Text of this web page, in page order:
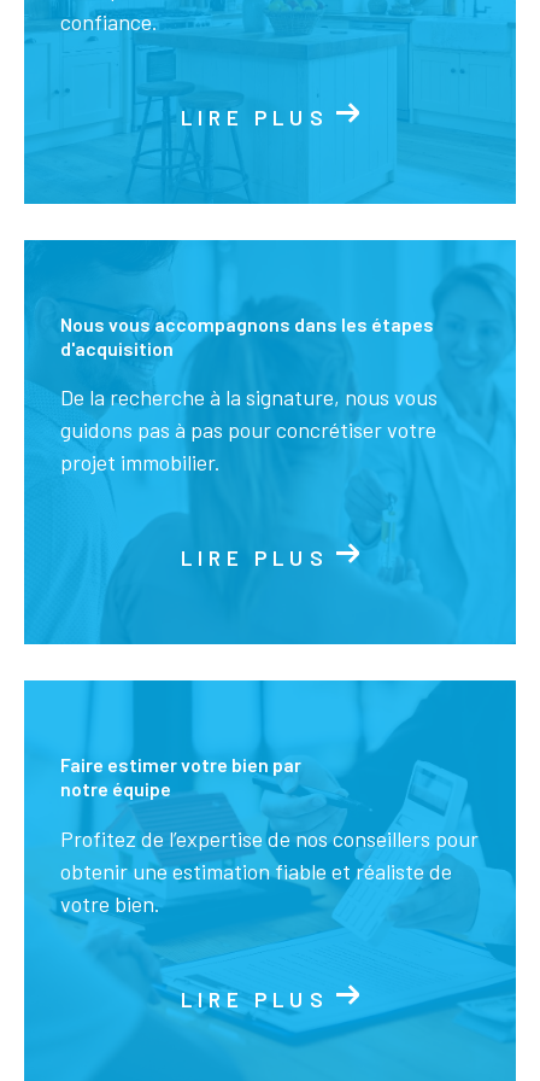
maison secondaire, pour vos vacances en Provence
ou pour un investissement en location saisonnière, un
pied à terre au pied du Ventoux ou de la Lance, quelle
que soit la nature de votre achat, nous étudierons
ensemble votre projet et vous accompagnerons pour
confiance.
LIRE PLUS
Nous vous accompagnons dans les étapes
d'acquisition
De la recherche à la signature, nous vous
guidons pas à pas pour concrétiser votre
projet immobilier.
LIRE PLUS
Faire estimer votre bien par
notre équipe
Profitez de l’expertise de nos conseillers pour
obtenir une estimation fiable et réaliste de
votre bien.
LIRE PLUS